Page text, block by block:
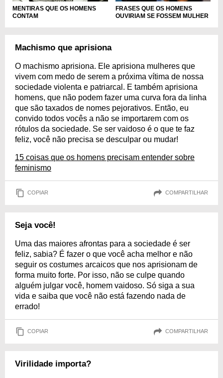
MENTIRAS QUE OS HOMENS
CONTAM
FRASES QUE OS HOMENS
OUVIRIAM SE FOSSEM MULHER
Machismo que aprisiona
O machismo aprisiona. Ele aprisiona mulheres que
vivem com medo de serem a próxima vítima de nossa
sociedade violenta e patriarcal. E também aprisiona
homens, que não podem fazer uma curva fora da linha
que são taxados de nomes pejorativos. Então, eu
convido todos vocês a não se importarem com os
rótulos da sociedade. Se ser vaidoso é o que te faz
feliz, você não precisa se desculpar ou mudar!
15 coisas que os homens precisam entender sobre
feminismo
COPIAR COMPARTILHAR
Seja você!
Uma das maiores afrontas para a sociedade é ser
feliz, sabia? É fazer o que você acha melhor e não
seguir os costumes arcaicos que nos aprisionam de
forma muito forte. Por isso, não se culpe quando
alguém julgar você, homem vaidoso. Só siga a sua
vida e saiba que você não está fazendo nada de
errado!
COPIAR COMPARTILHAR
Virilidade importa?